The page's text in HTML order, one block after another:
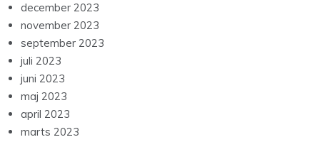
december 2023
november 2023
september 2023
juli 2023
juni 2023
maj 2023
april 2023
marts 2023